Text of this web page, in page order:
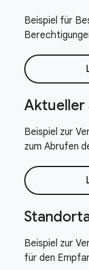
Beispiel für
Aktueller
Beispiel zur
zum Abrufen
Beispiel zur
für den